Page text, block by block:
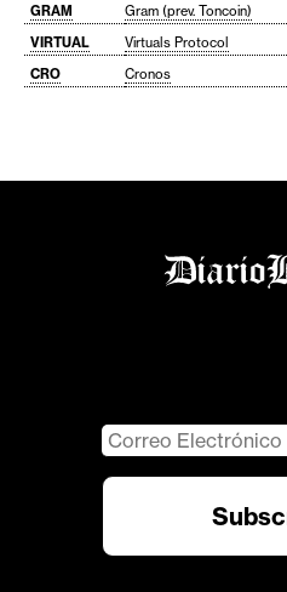
GRAM
Gram (prev. Toncoin)
VIRTUAL
Virtuals Protocol
CRO
Cronos